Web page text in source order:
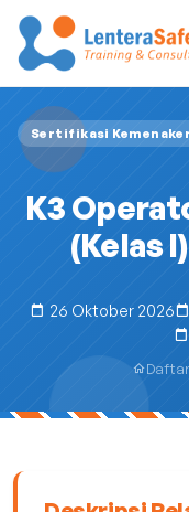
Sertifikasi Kemenaker
K3
(Kelas
26 Oktober 2026